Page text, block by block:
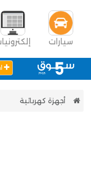
سيارات إلكترونيات
أجهزة كهربائية